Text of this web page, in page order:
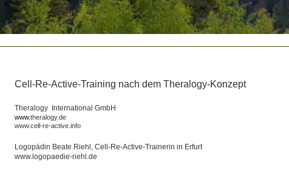
Cell-Re-Active-Training nach dem Theralogy-Konzept
Theralogy International GmbH
www.theralogy.de
www.cell-re-active.info
Logopädin Beate Riehl, Cell-Re-Active-Trainerin in Erfurt
www.logopaedie-riehl.de